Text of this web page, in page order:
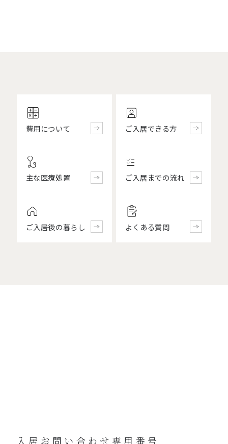
費用について ご入居できる方
主な医療処置 ご入居までの流れ
ご入居後の暮らし よくある質問
入居お問い合わせ専用番号